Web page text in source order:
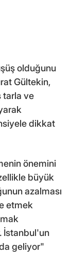
olduğunu
Gültekin,
tarla ve
dikkat
önemini
büyük
azalması
etmek
İstanbul'un
geliyor"